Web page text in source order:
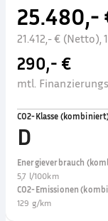
25.480,-
21.412,- € (Netto),
290,- €
mtl.
CO2-Klasse
D
Energieverbrauch
5,7 l/100km
CO2-Emissionen
129 g/km